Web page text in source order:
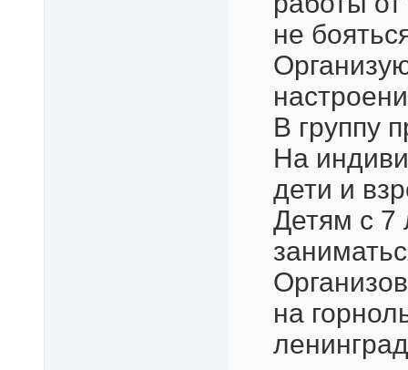
не
В группу
На
дети и
Детям с 7
на